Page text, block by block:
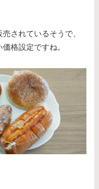
されているそうで、
格設定ですね。